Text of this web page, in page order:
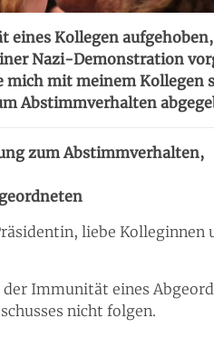
eines Kollegen
Nazi-Demonstration
mich mit meinem Kollegen
Abstimmverhalten
zum Abstimmverhalten,
liebe Kolleginnen
Immunität eines
nicht folgen.